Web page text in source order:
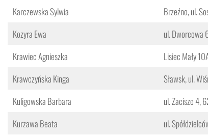
Karczewska Sylwia
Brzeźno, ul.
Kozyra Ewa
ul. Dworcowa
Krawiec Agnieszka
Lisiec Mały
Krawczyńska Kinga
Sławsk, ul.
Kuligowska Barbara
ul. Zacisze 4,
Kurzawa Beata
ul.